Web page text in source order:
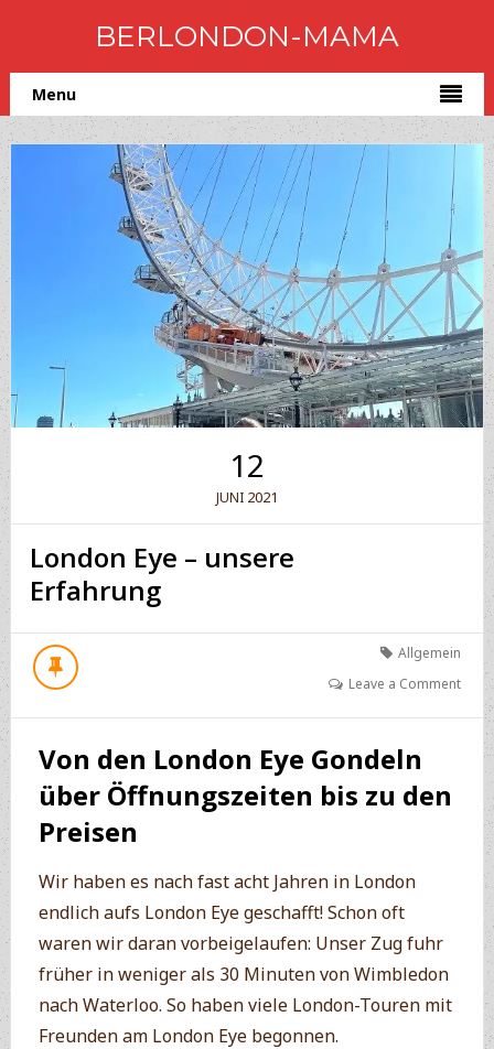
BERLONDON-MAMA
Menu
12
JUNI 2021
London Eye – unsere
Erfahrung
Allgemein
Leave a Comment
Von den London Eye Gondeln
über Öffnungszeiten bis zu den
Preisen
Wir haben es nach fast acht Jahren in London
endlich aufs London Eye geschafft! Schon oft
waren wir daran vorbeigelaufen: Unser Zug fuhr
früher in weniger als 30 Minuten von Wimbledon
nach Waterloo. So haben viele London-Touren mit
Freunden am London Eye begonnen.